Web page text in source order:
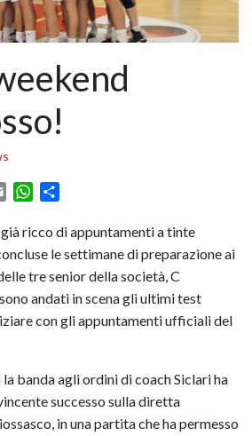
Email WhatsApp
ricco di appuntamenti a tinte
le settimane di preparazione ai
tre senior della società, C
andati in scena gli ultimi test
con gli appuntamenti ufficiali del
la banda agli ordini di coach Siclari ha
successo sulla diretta
in una partita che ha permesso